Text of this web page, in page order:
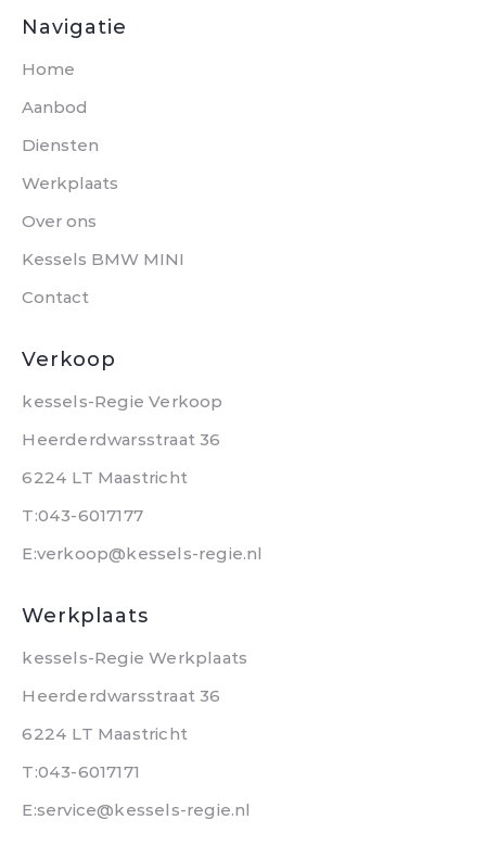
Navigatie
Home
Aanbod
Diensten
Werkplaats
Over ons
Kessels BMW MINI
Contact
Verkoop
kessels-Regie Verkoop
Heerderdwarsstraat 36
6224 LT Maastricht
T:043-6017177
E:verkoop@kessels-regie.nl
Werkplaats
kessels-Regie Werkplaats
Heerderdwarsstraat 36
6224 LT Maastricht
T:043-6017171
E:service@kessels-regie.nl